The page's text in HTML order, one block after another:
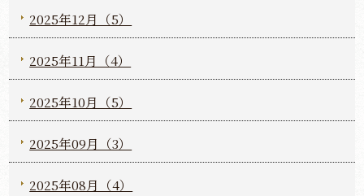
2025年12月（5）
2025年11月（4）
2025年10月（5）
2025年09月（3）
2025年08月（4）